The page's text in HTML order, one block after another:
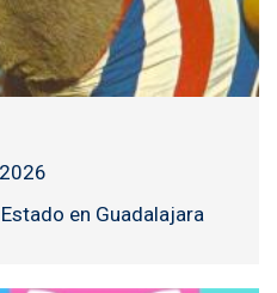
en Guadalajara